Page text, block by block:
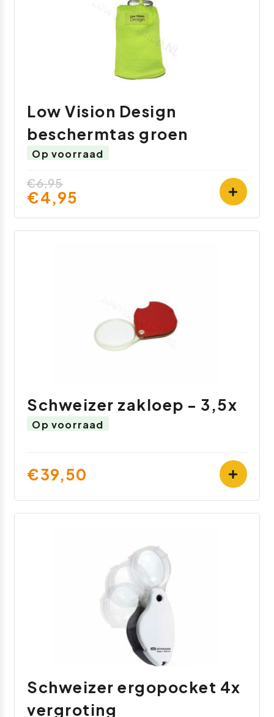
Low Vision Design
beschermtas groen
Op voorraad
€6,95
€4,95
Schweizer zakloep - 3,5x
Op voorraad
€39,50
Schweizer ergopocket 4x
vergroting